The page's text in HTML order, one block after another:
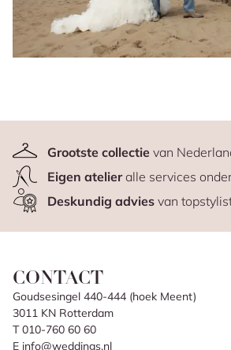
Grootste collectievan
Eigen atelieralle services
Deskundig adviesvan
CONTACT
Goudsesingel 440-444 (hoek Meent)
3011 KN Rotterdam
T 010-760 60 60
E info@weddings.nl